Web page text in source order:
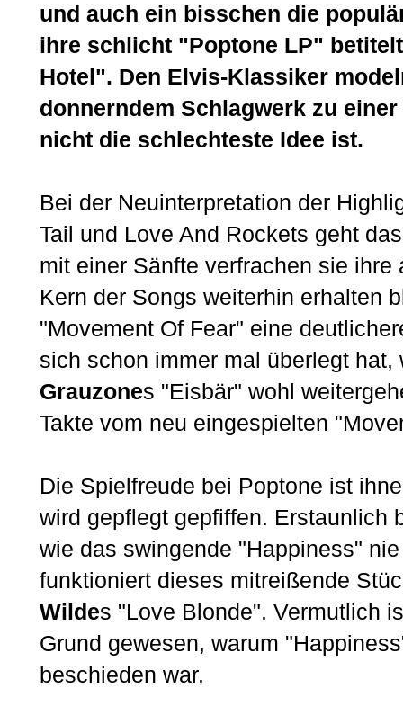
und auch ein bisschen die
ihre schlicht "Poptone LP"
Hotel". Den Elvis-Klassiker
donnerndem Schlagwerk zu
nicht die schlechteste Idee ist.
Bei der Neuinterpretation der
Tail und Love And Rockets geht
mit einer Sänfte verfrachen sie
Kern der Songs weiterhin erhalten
"Movement Of Fear" eine
sich schon immer mal überlegt
Grauzones "Eisbär" wohl
Takte vom neu eingespielten
Die Spielfreude bei Poptone ist
wird gepflegt gepfiffen. Erstaunlich
wie das swingende "Happiness"
funktioniert dieses mitreißende
Wildes "Love Blonde". Vermutlich
Grund gewesen, warum
beschieden war.